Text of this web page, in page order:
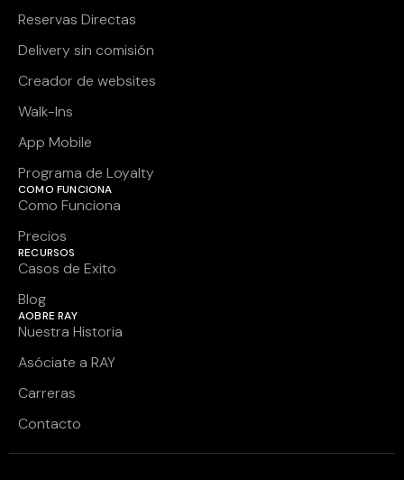
Reservas Directas
Delivery sin comisión
Creador de websites
Walk-Ins
App Mobile
Programa de Loyalty
COMO FUNCIONA
Como Funciona
Precios
RECURSOS
Casos de Exito
Blog
AOBRE RAY
Nuestra Historia
Asóciate a RAY
Carreras
Contacto